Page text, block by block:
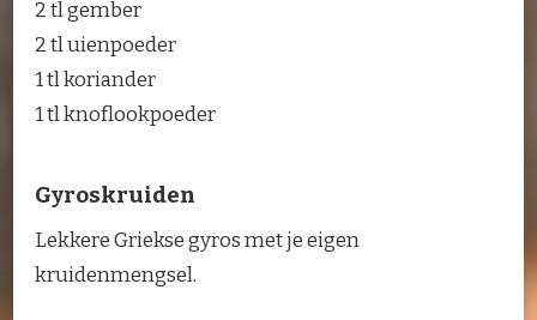
2 tl gember
2 tl uienpoeder
1 tl koriander
1 tl knoflookpoeder
Gyroskruiden
Lekkere Griekse gyros met je eigen
kruidenmengsel.